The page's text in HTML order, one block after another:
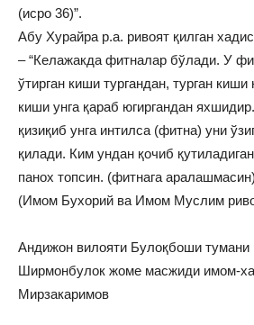
(исро 36)”.
Абу Хурайра р.а. ривоят қилган
– “Келажакда фитналар бўлади. У
ўтирган киши тургандан, турган
киши унга қараб югиргандан
қизиқиб унга интилса (фитна) уни
қилади. Ким ундан қочиб
панох топсин. (фитнага
(Имом Бухорий ва Имом Муслим
Андижон вилояти Булоқбоши тумани
Ширмонбулок жоме масжиди имом-
Мирзакаримов